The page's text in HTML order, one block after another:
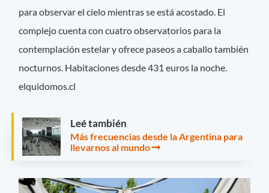
para observar el cielo mientras se está acostado. El
complejo cuenta con cuatro observatorios para la
contemplación estelar y ofrece paseos a caballo también
nocturnos. Habitaciones desde 431 euros la noche.
elquidomos.cl
Leé también
Más frecuencias desde la Argentina para
llevarnos al mundo